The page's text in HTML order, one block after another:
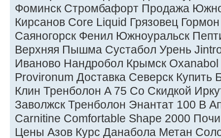
Фоминск Стромбафорт Продажа
Кирсанов Core Liquid Грязовец
Саяногорск Фенил Южноуральск
Верхняя Пышма Сустабол Урень
Иваново Нандробол Крымск
Provironum Доставка Северск Купить
Клин Тренболон A 75 Со Скидкой
Заволжск Тренболон Энантат 100 В
Carnitine Comfortable Shape 2000
Цены Азов Курс Данабола Метан